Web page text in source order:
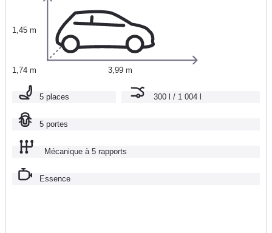
1,45 m
1,74 m 3,99 m
5 places 300 l / 1 004 l
5 portes
Mécanique à 5 rapports
Essence